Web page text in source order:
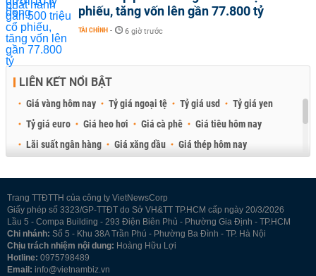
phiếu, tăng vốn lên gần 77.800 tỷ
TÀI CHÍNH - 6 giờ trước
LIÊN KẾT NỔI BẬT
Giá vàng hôm nay Tỷ giá ngoại tệ Tỷ giá usd
Tỷ giá yen
Tỷ giá euro
Giá heo hơi Giá cà phê
Giá tiêu hôm nay
Lãi suất ngân hàng
Giá xăng dầu
Giá thép hôm nay
Trang TTĐTTH của công ty VietNewsCorp
Giấy phép số 3323/GP-TTĐT do Sở VH&TT TP.HCM cấp ngày 20/3/2026
Lầu 5 - Compa Building - 293 Điện Biên Phủ - Phường Gia Định - TP.HCM
Chi nhánh: Số 5 - Khu 38A Trần Phú - Phường Ba Đình - TP. Hà Nội
Chịu trách nhiệm nội dung: Hoàng Hữu Lợi
Hotline: 0975798489
Email: info@vietnambiz.vn